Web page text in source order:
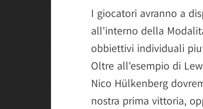
I giocatori avranno a
all'interno della
obbiettivi individuali
Oltre all'esempio di
Nico Hülkenberg
nostra prima vittoria,